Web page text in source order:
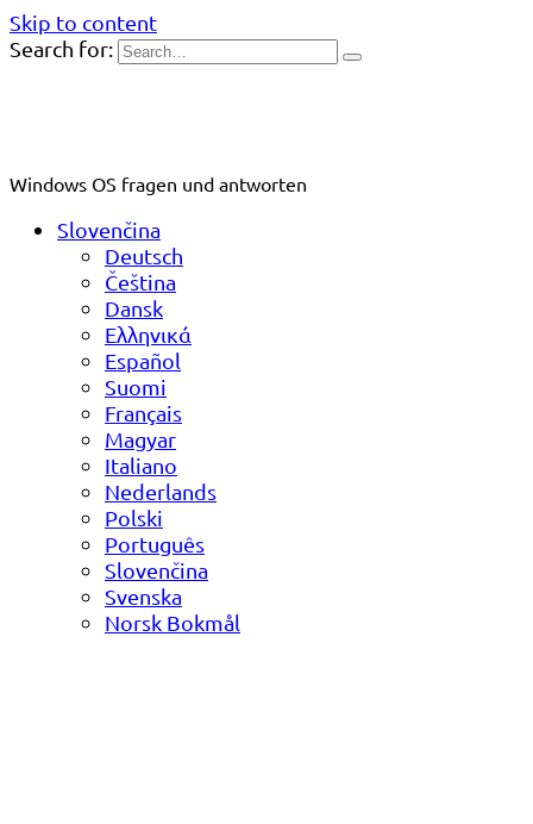
Skip to content
Search for:
Windows OS fragen und antworten
Slovenčina
Deutsch
Čeština
Dansk
Ελληνικά
Español
Suomi
Français
Magyar
Italiano
Nederlands
Polski
Português
Slovenčina
Svenska
Norsk Bokmål